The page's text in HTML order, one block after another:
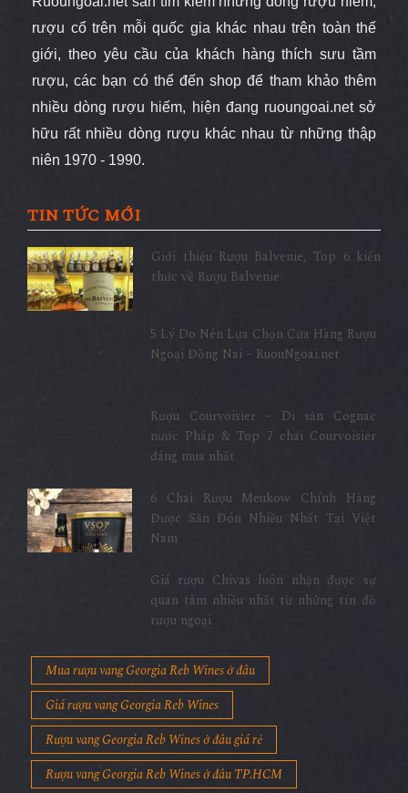
rượu cổtrên mỗi quốc gia khác nhau trên toàn thế
giới, theo yêu cầu của khách hàng thích sưu tầm
rượu, các bạn có thể đến shop để tham khảo thêm
nhiều dòng rượu hiếm, hiện đang ruoungoai.net sở
hữu rất nhiều dòng rượu khác nhau từ những thập
niên 1970 - 1990.
TIN TỨC MỚI
Giới thiệu Rượu Balvenie, Top 6 kiến
thức về Rượu Balvenie
5 Lý Do Nên Lựa Chọn Cửa Hàng Rượu
Ngoại Đồng Nai – RuouNgoai.net
Rượu Courvoisier – Di sản Cognac
nước Pháp & Top 7 chai Courvoisier
đáng mua nhất
6 Chai Rượu Meukow Chính Hãng
Được Săn Đón Nhiều Nhất Tại Việt
Nam
Giá rượu Chivas luôn nhận được sự
quan tâm nhiều nhất từ những tín đồ
rượu ngoại
Mua rượu vang Georgia Reb Wines ở đâu
Giá rượu vang Georgia Reb Wines
Rượu vang Georgia Reb Wines ở đâu giá rẻ
Rượu vang Georgia Reb Wines ở đâu TP.HCM